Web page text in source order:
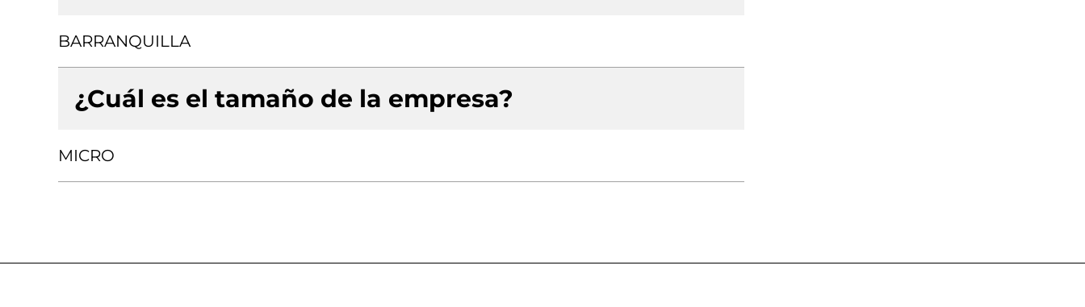
BARRANQUILLA
¿Cuál es el tamaño de la empresa?
MICRO